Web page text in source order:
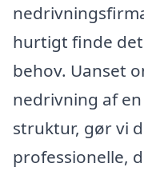
hurtigt finde
behov. Uanset
nedrivning af
struktur, gør vi
professionelle,